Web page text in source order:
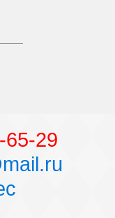
65-29